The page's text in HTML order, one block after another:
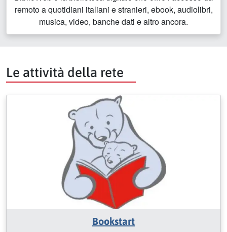
remoto a quotidiani italiani e stranieri, ebook, audiolibri,
musica, video, banche dati e altro ancora.
Le attività della rete
Bookstart